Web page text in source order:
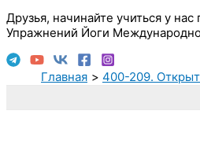
Друзья, начинайте учиться у
Упражнений Йоги
Главная 400-209.